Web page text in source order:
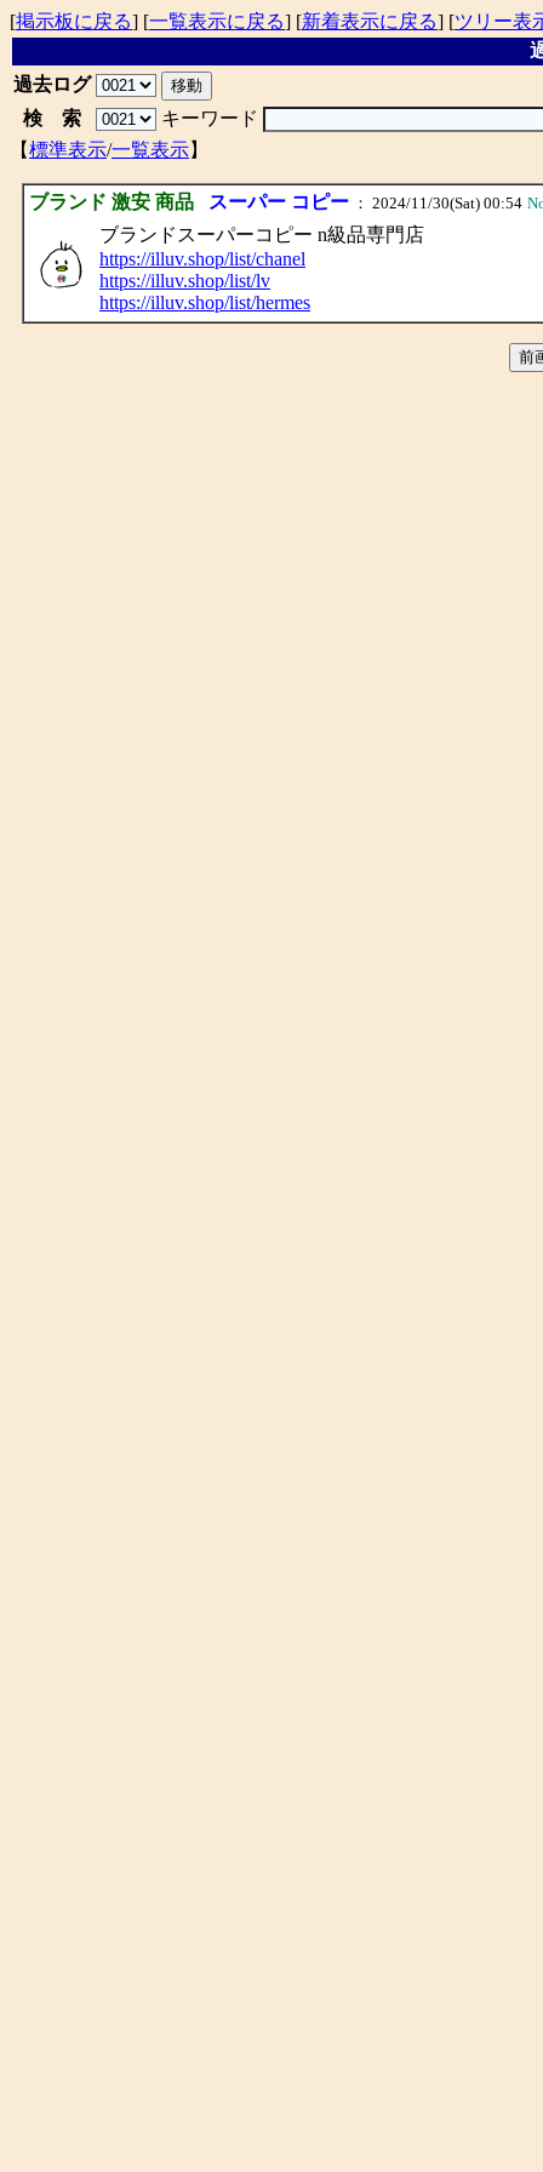
[掲示板に戻る] [一覧表示に戻る] [新着表示に戻る] [ツリー表
過去ログ
検 索
キーワード
【標準表示/一覧表示】
ブランド 激安 商品 スーパー コピー ： 2024/11/30(Sat) 00:54
ブランドスーパーコピー n級品専門店
https://illuv.shop/list/chanel
https://illuv.shop/list/lv
https://illuv.shop/list/hermes